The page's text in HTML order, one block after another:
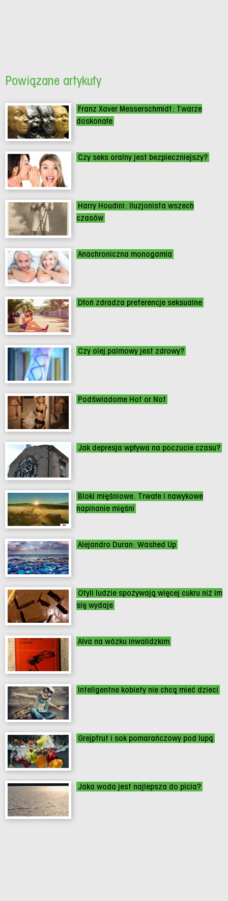
Powiązane artykuły
Franz Xaver Messerschmidt: Twarze
doskonałe
Czy seks oralny jest bezpieczniejszy?
Harry Houdini: Iluzjonista wszech
czasów
Anachroniczna monogamia
Dłoń zdradza preferencje seksualne
Czy olej palmowy jest zdrowy?
Podświadome Hot or Not
Jak depresja wpływa na poczucie czasu?
Bloki mięśniowe. Trwałe i nawykowe
napinanie mięśni
Alejandro Duran: Washed Up
Otyli ludzie spożywają więcej cukru niż im
się wydaje
Alva na wózku inwalidzkim
Inteligentne kobiety nie chcą mieć dzieci
Grejpfrut i sok pomarańczowy pod lupą
Jaka woda jest najlepsza do picia?